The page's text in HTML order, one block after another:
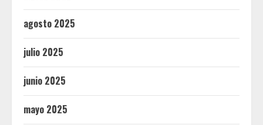
agosto 2025
julio 2025
junio 2025
mayo 2025